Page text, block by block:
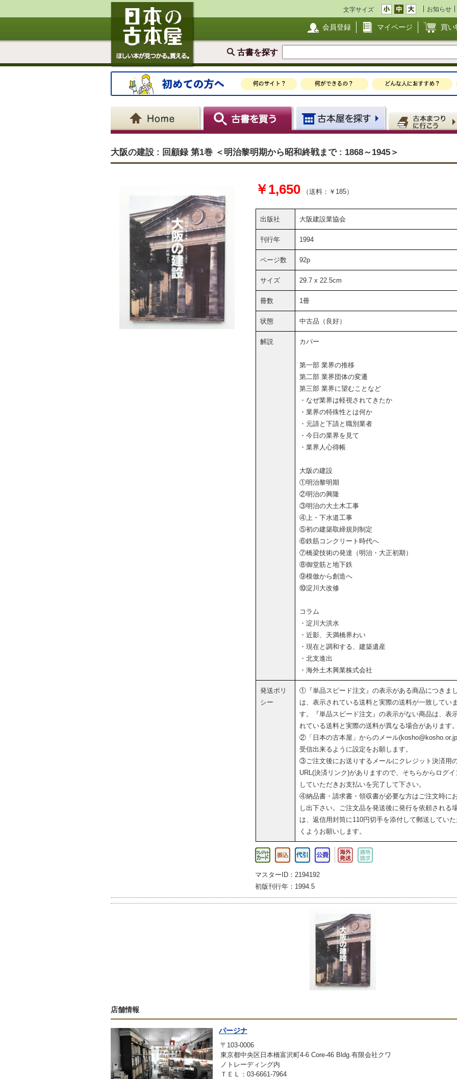
文字サイズ お知らせ
会員登録 マイページ 買い
古書を探す
大阪の建設 : 回顧録 第1巻 ＜明治黎明期から昭和終戦まで : 1868～1945＞
￥1,650 （送料：￥185）
出版社 大阪建設業協会
刊行年 1994
ページ数 92p
サイズ 29.7 x 22.5cm
冊数 1冊
状態 中古品（良好）
解説 カバー
第一部 業界の推移
第二部 業界団体の変遷
第三部 業界に望むことなど
・なぜ業界は軽視されてきたか
・業界の特殊性とは何か
・元請と下請と職別業者
・今日の業界を見て
・業界人心得帳
大阪の建設
①明治黎明期
②明治の興隆
③明治の大土木工事
④上・下水道工事
⑤初の建築取締規則制定
⑥鉄筋コンクリート時代へ
⑦橋梁技術の発達（明治・大正初期）
⑧御堂筋と地下鉄
⑨模倣から創造へ
⑩淀川大改修
コラム
・淀川大洪水
・近影、天満橋界わい
・現在と調和する、建築遺産
・北支進出
・海外土木興業株式会社
発送ポリ
シー
①『単品スピード注文』の表示がある商品につきま
は、表示されている送料と実際の送料が一致していま
す。『単品スピード注文』の表示がない商品は、表
れている送料と実際の送料が異なる場合があります。
②「日本の古本屋」からのメール
受信出来るように設定をお願します。
③ご注文後にお送りするメールにクレジット決済用
URL(決済リンク)がありますので、そちらからログイ
していただきお支払いを完了して下さい。
④納品書・請求書・領収書が必要な方はご注文時に
し出下さい。ご注文品を発送後に発行を依頼される
は、返信用封筒に110円切手を添付して郵送してい
くようお願いします。
マスターID：2194192
初版刊行年：1994.5
店舗情報
パージナ
〒103-0006
東京都中央区日本橋富沢町4-6 Core-46 Bldg.有限会社クワ
ノトレーディング内
ＴＥＬ：03-6661-7964